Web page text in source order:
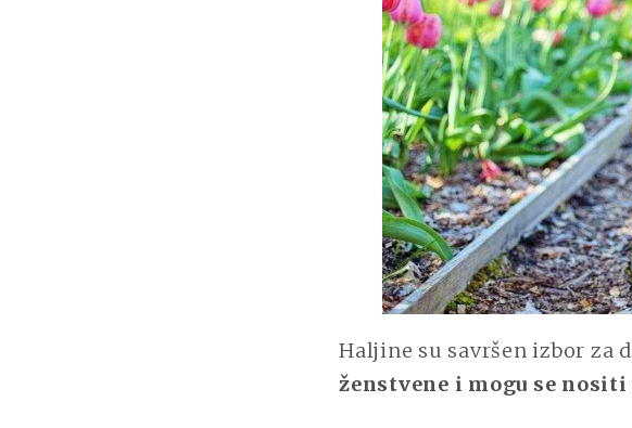
Haljine su savršen izbor za
ženstvene i mogu se